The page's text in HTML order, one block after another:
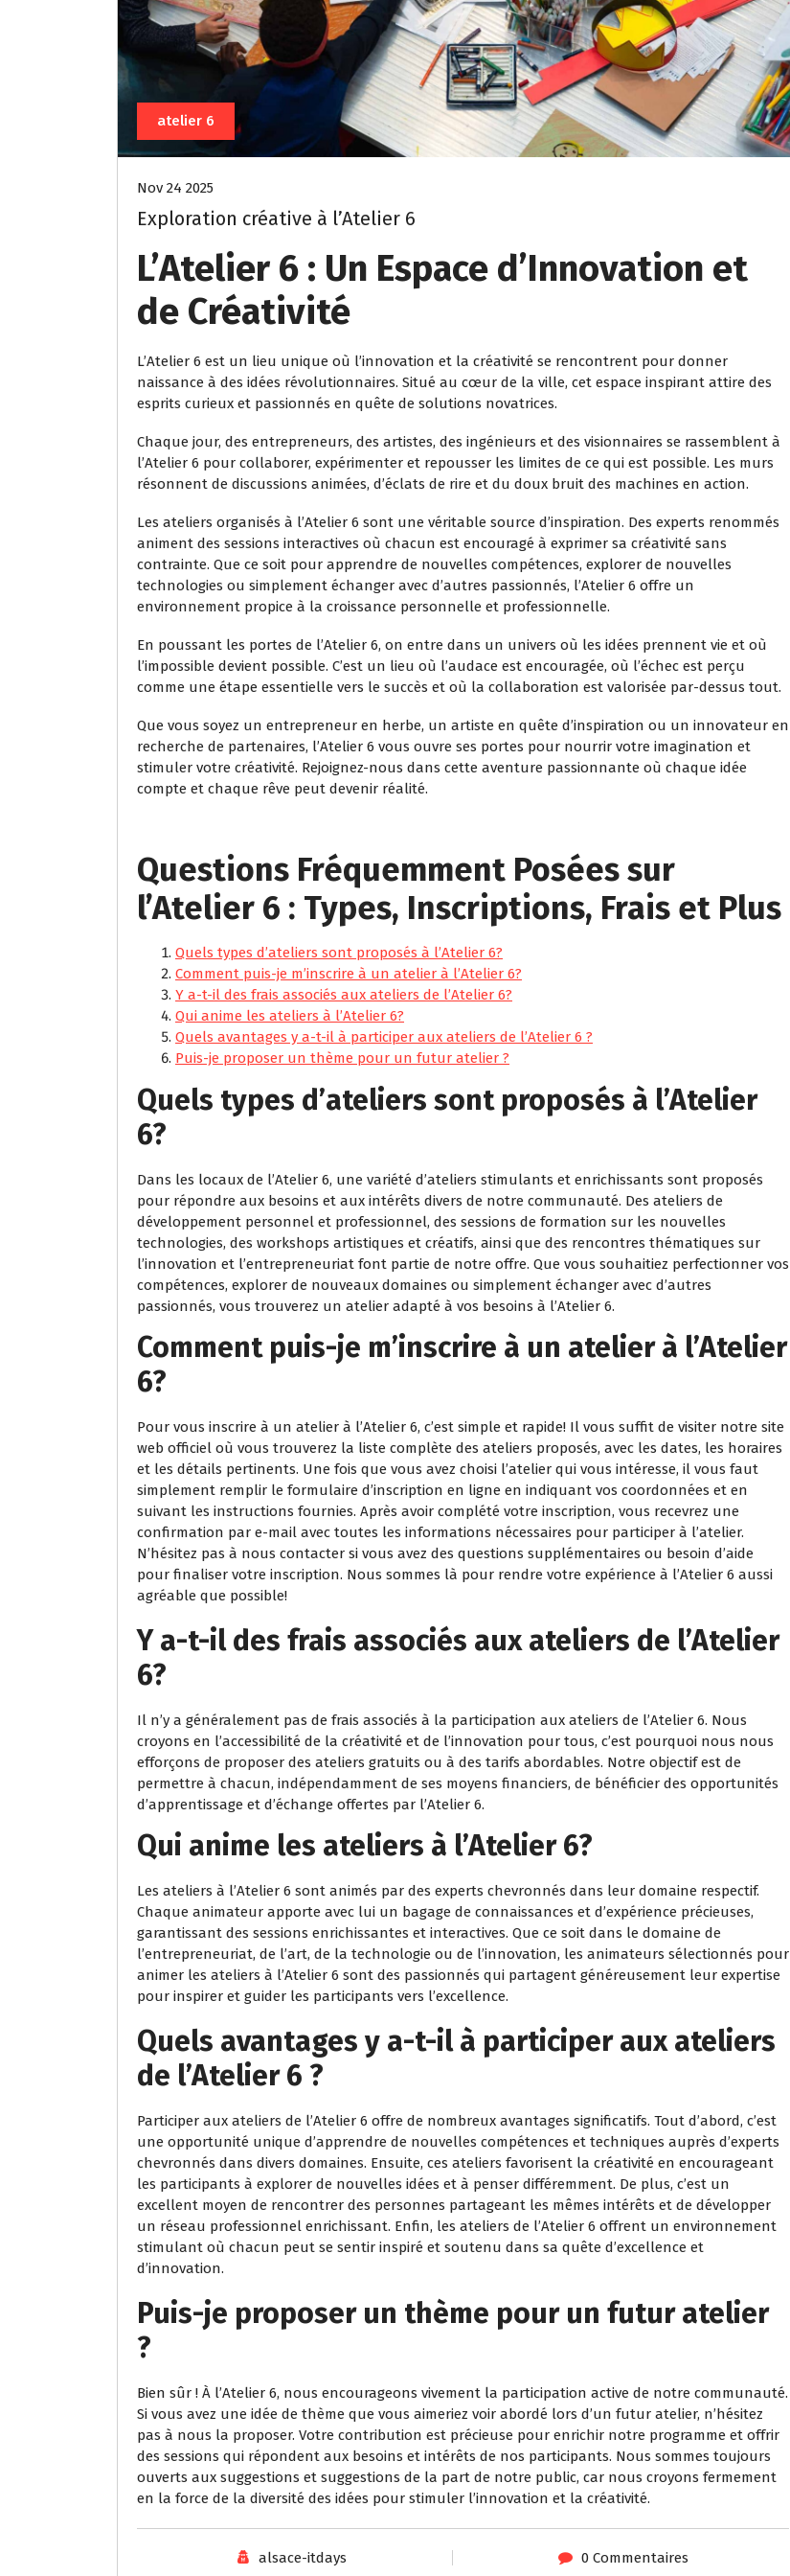
atelier 6
Nov 24 2025
Exploration créative à l’Atelier 6
L’Atelier 6 : Un Espace d’Innovation et
de Créativité
L’Atelier 6 est un lieu unique où l’innovation et la créativité se rencontrent pour donner
naissance à des idées révolutionnaires. Situé au cœur de la ville, cet espace inspirant attire des
esprits curieux et passionnés en quête de solutions novatrices.
Chaque jour, des entrepreneurs, des artistes, des ingénieurs et des visionnaires se rassemblent à
l’Atelier 6 pour collaborer, expérimenter et repousser les limites de ce qui est possible. Les murs
résonnent de discussions animées, d’éclats de rire et du doux bruit des machines en action.
Les ateliers organisés à l’Atelier 6 sont une véritable source d’inspiration. Des experts renommés
animent des sessions interactives où chacun est encouragé à exprimer sa créativité sans
contrainte. Que ce soit pour apprendre de nouvelles compétences, explorer de nouvelles
technologies ou simplement échanger avec d’autres passionnés, l’Atelier 6 offre un
environnement propice à la croissance personnelle et professionnelle.
En poussant les portes de l’Atelier 6, on entre dans un univers où les idées prennent vie et où
l’impossible devient possible. C’est un lieu où l’audace est encouragée, où l’échec est perçu
comme une étape essentielle vers le succès et où la collaboration est valorisée par-dessus tout.
Que vous soyez un entrepreneur en herbe, un artiste en quête d’inspiration ou un innovateur en
recherche de partenaires, l’Atelier 6 vous ouvre ses portes pour nourrir votre imagination et
stimuler votre créativité. Rejoignez-nous dans cette aventure passionnante où chaque idée
compte et chaque rêve peut devenir réalité.
Questions Fréquemment Posées sur
l’Atelier 6 : Types, Inscriptions, Frais et Plus
Quels types d’ateliers sont proposés à l’Atelier 6?
Comment puis-je m’inscrire à un atelier à l’Atelier 6?
Y a-t-il des frais associés aux ateliers de l’Atelier 6?
Qui anime les ateliers à l’Atelier 6?
Quels avantages y a-t-il à participer aux ateliers de l’Atelier 6 ?
Puis-je proposer un thème pour un futur atelier ?
Quels types d’ateliers sont proposés à l’Atelier
6?
Dans les locaux de l’Atelier 6, une variété d’ateliers stimulants et enrichissants sont proposés
pour répondre aux besoins et aux intérêts divers de notre communauté. Des ateliers de
développement personnel et professionnel, des sessions de formation sur les nouvelles
technologies, des workshops artistiques et créatifs, ainsi que des rencontres thématiques sur
l’innovation et l’entrepreneuriat font partie de notre offre. Que vous souhaitiez perfectionner vos
compétences, explorer de nouveaux domaines ou simplement échanger avec d’autres
passionnés, vous trouverez un atelier adapté à vos besoins à l’Atelier 6.
Comment puis-je m’inscrire à un atelier à l’Atelier
6?
Pour vous inscrire à un atelier à l’Atelier 6, c’est simple et rapide! Il vous suffit de visiter notre site
web officiel où vous trouverez la liste complète des ateliers proposés, avec les dates, les horaires
et les détails pertinents. Une fois que vous avez choisi l’atelier qui vous intéresse, il vous faut
simplement remplir le formulaire d’inscription en ligne en indiquant vos coordonnées et en
suivant les instructions fournies. Après avoir complété votre inscription, vous recevrez une
confirmation par e-mail avec toutes les informations nécessaires pour participer à l’atelier.
N’hésitez pas à nous contacter si vous avez des questions supplémentaires ou besoin d’aide
pour finaliser votre inscription. Nous sommes là pour rendre votre expérience à l’Atelier 6 aussi
agréable que possible!
Y a-t-il des frais associés aux ateliers de l’Atelier
6?
Il n’y a généralement pas de frais associés à la participation aux ateliers de l’Atelier 6. Nous
croyons en l’accessibilité de la créativité et de l’innovation pour tous, c’est pourquoi nous nous
efforçons de proposer des ateliers gratuits ou à des tarifs abordables. Notre objectif est de
permettre à chacun, indépendamment de ses moyens financiers, de bénéficier des opportunités
d’apprentissage et d’échange offertes par l’Atelier 6.
Qui anime les ateliers à l’Atelier 6?
Les ateliers à l’Atelier 6 sont animés par des experts chevronnés dans leur domaine respectif.
Chaque animateur apporte avec lui un bagage de connaissances et d’expérience précieuses,
garantissant des sessions enrichissantes et interactives. Que ce soit dans le domaine de
l’entrepreneuriat, de l’art, de la technologie ou de l’innovation, les animateurs sélectionnés pour
animer les ateliers à l’Atelier 6 sont des passionnés qui partagent généreusement leur expertise
pour inspirer et guider les participants vers l’excellence.
Quels avantages y a-t-il à participer aux ateliers
de l’Atelier 6 ?
Participer aux ateliers de l’Atelier 6 offre de nombreux avantages significatifs. Tout d’abord, c’est
une opportunité unique d’apprendre de nouvelles compétences et techniques auprès d’experts
chevronnés dans divers domaines. Ensuite, ces ateliers favorisent la créativité en encourageant
les participants à explorer de nouvelles idées et à penser différemment. De plus, c’est un
excellent moyen de rencontrer des personnes partageant les mêmes intérêts et de développer
un réseau professionnel enrichissant. Enfin, les ateliers de l’Atelier 6 offrent un environnement
stimulant où chacun peut se sentir inspiré et soutenu dans sa quête d’excellence et
d’innovation.
Puis-je proposer un thème pour un futur atelier
?
Bien sûr ! À l’Atelier 6, nous encourageons vivement la participation active de notre communauté.
Si vous avez une idée de thème que vous aimeriez voir abordé lors d’un futur atelier, n’hésitez
pas à nous la proposer. Votre contribution est précieuse pour enrichir notre programme et offrir
des sessions qui répondent aux besoins et intérêts de nos participants. Nous sommes toujours
ouverts aux suggestions et suggestions de la part de notre public, car nous croyons fermement
en la force de la diversité des idées pour stimuler l’innovation et la créativité.
alsace-itdays 0 Commentaires